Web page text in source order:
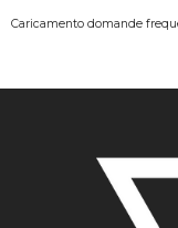
Caricamento domande